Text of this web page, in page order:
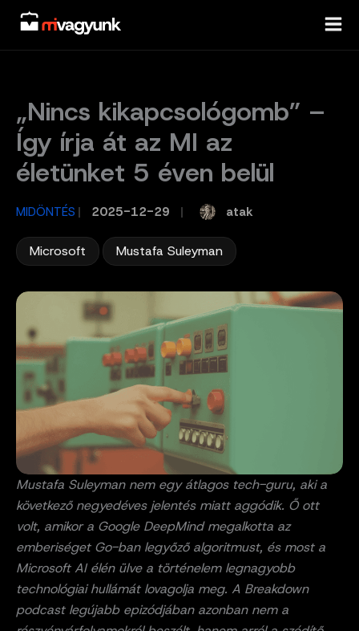
Skip
content
„Nincs kikapcsológomb” –
Így írja át az MI az
életünket 5 éven belül
MIDÖNTÉS / 2025-12-29 atak
Microsoft Mustafa Suleyman
Mustafa Suleyman nem egy átlagos tech-guru, aki a
következő negyedéves jelentés miatt aggódik. Ő ott
volt, amikor a Google DeepMind megalkotta az
emberiséget Go-ban legyőző algoritmust, és most a
Microsoft AI élén ülve a történelem legnagyobb
technológiai hullámát lovagolja meg. A Breakdown
podcast legújabb epizódjában azonban nem a